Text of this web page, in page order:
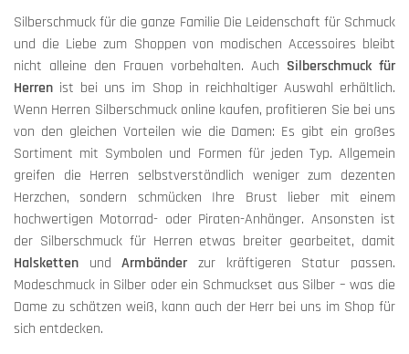
Silberschmuck für die ganze Familie Die Leidenschaft für Schmuck
und die Liebe zum Shoppen von modischen Accessoires bleibt
nicht alleine den Frauen vorbehalten. Auch Silberschmuck für
Herren ist bei uns im Shop in reichhaltiger Auswahl erhältlich.
Wenn Herren Silberschmuck online kaufen, profitieren Sie bei uns
von den gleichen Vorteilen wie die Damen: Es gibt ein großes
Sortiment mit Symbolen und Formen für jeden Typ. Allgemein
greifen die Herren selbstverständlich weniger zum dezenten
Herzchen, sondern schmücken Ihre Brust lieber mit einem
hochwertigen Motorrad- oder Piraten-Anhänger. Ansonsten ist
der Silberschmuck für Herren etwas breiter gearbeitet, damit
Halsketten undArmbänder zur kräftigeren Statur passen.
Modeschmuck in Silber oder ein Schmuckset aus Silber – was die
Dame zu schätzen weiß, kann auch der Herr bei uns im Shop für
sich entdecken.